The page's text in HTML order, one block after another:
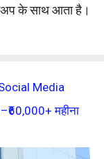
के साथ आता है।
Media
महीना